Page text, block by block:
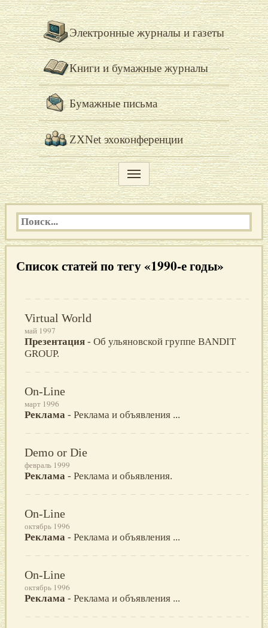
Электронные журналы и газеты
Книги и бумажные журналы
Бумажные письма
ZXNet эхоконференции
Список статей по тегу «1990-е годы»
Virtual World
май 1997
Презентация - Об ульяновской группе BANDIT
GROUP.
On-Line
март 1996
Реклама - Реклама и объявления ...
Demo or Die
февраль 1999
Реклама - Реклама и обьявления.
On-Line
октябрь 1996
Реклама - Реклама и объявления ...
On-Line
октябрь 1996
Реклама - Реклама и объявления ...